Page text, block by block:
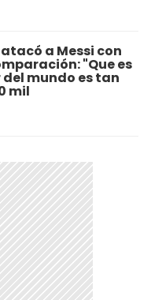
a Messi con
"Que es
mundo es tan
mil